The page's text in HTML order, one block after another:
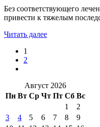
Без соответствующего
привести к тяжелым
Читать далее
1
2
Август 2026
Пн Вт Ср Чт Пт Сб Вс
1
2
3
4 5 6 7 8
9